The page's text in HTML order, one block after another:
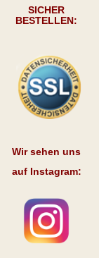
SICHER
BESTELLEN:
Wir sehen uns
auf Instagram: